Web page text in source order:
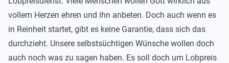
vollem Herzen ehren und ihn anbeten. Doch auch wenn es
in Reinheit startet, gibt es keine Garantie, dass sich das
durchzieht. Unsere selbstsüchtigen Wünsche wollen doch
auch noch was zu sagen haben. Es soll doch um Lobpreis